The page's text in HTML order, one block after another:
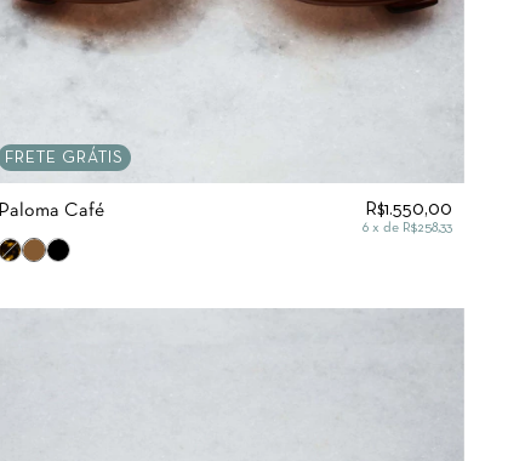
FRETE GRÁTIS
Paloma Café R$1.550,00
6 x de R$258,33